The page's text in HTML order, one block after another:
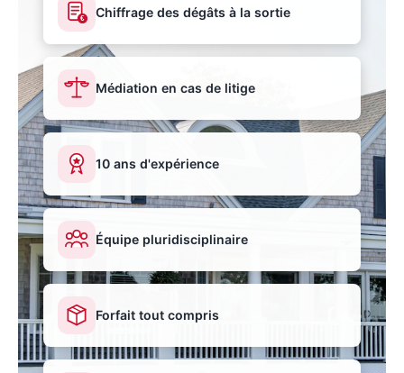
€ Chiffrage des dégâts à la sortie
Médiation en cas de litige
10 ans d'expérience
Équipe pluridisciplinaire
Forfait tout compris